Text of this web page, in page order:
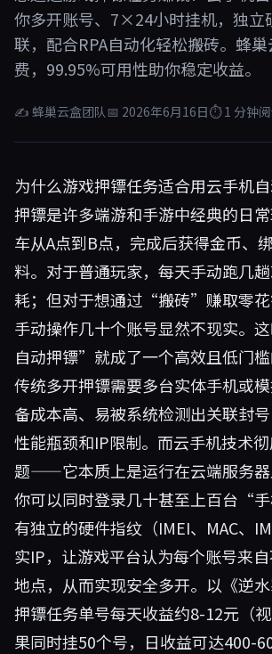
你多开账号、7×24小时挂机，独立
联，配合RPA自动化轻松搬砖。蜂
费，99.95%可用性助你稳定收益。
✍ 蜂巢云盒团队📅 2026年6月16日⏱ 1 分钟
为什么游戏押镖任务适合用云手机自
押镖是许多端游和手游中经典的日
车从A点到B点，完成后获得金币、
料。对于普通玩家，每天手动跑几
耗；但对于想通过“搬砖”赚取零花
手动操作几十个账号显然不现实。
自动押镖”就成了一个高效且低门槛
传统多开押镖需要多台实体手机或
备成本高、易被系统检测出关联封
性能瓶颈和IP限制。而云手机技术
题——它本质上是运行在云端服务器
你可以同时登录几十甚至上百台“
有独立的硬件指纹（IMEI、MAC、
实IP，让游戏平台认为每个账号来
地点，从而实现安全多开。以《逆水
押镖任务单号每天收益约8-12元（
果同时挂50个号，日收益可达400-